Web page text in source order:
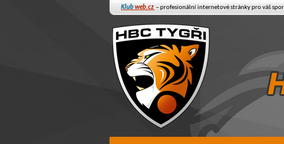
Klubweb.cz – profesionální internetové stránky pro váš